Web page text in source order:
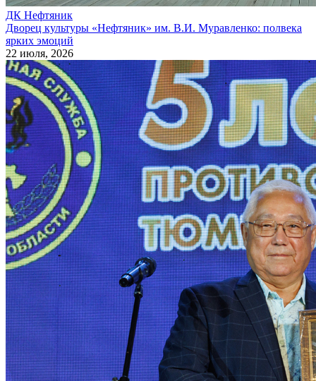
ДК Нефтяник
Дворец культуры «Нефтяник» им. В.И. Муравленко: полвека
ярких эмоций
22 июля, 2026